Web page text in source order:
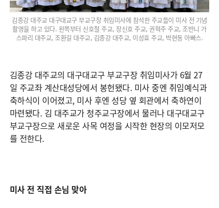
김종강 대주교 대구대교구 부교구장 취임미사에 참석한 주교들이 미사 전 기념
촬영을 하고 있다. 왼쪽부터 신호철 주교, 장신호 주교, 권혁주 주교, 조반니 가
스파리 대주교, 조환길 대주교, 김종강 대주교, 이성효 주교, 박현동 아빠스.
김종강 대주교의 대구대교구 부교구장 취임미사가 6월 27
일 주교좌 계산대성당에서 봉헌됐다. 미사 중엔 취임예식과
축하식이 이어졌고, 미사 후엔 성당 옆 회관에서 축하연이
마련됐다. 김 대주교가 청주교구장에서 물러나 대구대교구
부교구장으로 새로운 사목 여정을 시작한 현장의 이모저모
를 전한다.
미사 전 직접 손님 맞아